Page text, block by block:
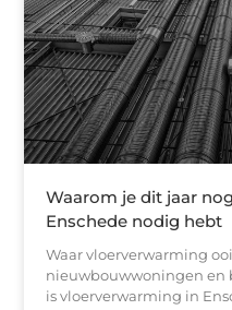
Waarom je dit jaar
Enschede nodig hebt
Waar vloerverwarming
nieuwbouwwoningen en
is vloerverwarming in